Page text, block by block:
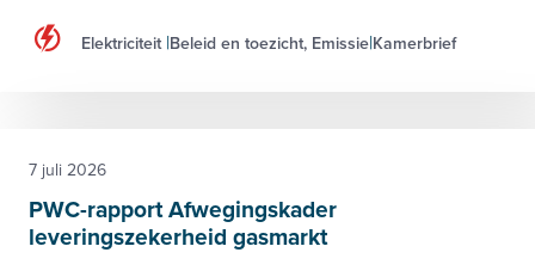
Elektriciteit Beleid en toezicht, Emissie Kamerbrief
PWC-rapport Afwegingskader
leveringszekerheid gasmarkt
7 juli 2026